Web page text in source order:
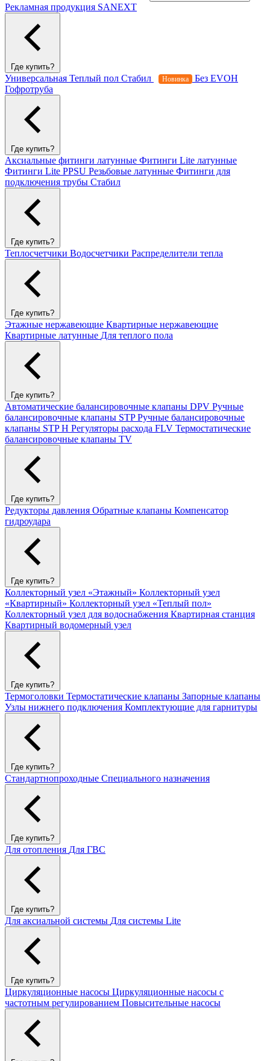
Рекламная продукция SANEXT
Где купить?
Универсальная Теплый пол Стабил Новинка
Без EVOH
Гофротруба
Где купить?
Аксиальные фитинги латунные Фитинги Lite латунные
Фитинги Lite PPSU Резьбовые латунные Фитинги для
подключения трубы Стабил
Где купить?
Теплосчетчики Водосчетчики Распределители тепла
Где купить?
Этажные нержавеющие Квартирные нержавеющие
Квартирные латунные Для теплого пола
Где купить?
Автоматические балансировочные клапаны DPV Ручные
балансировочные клапаны STPРучные балансировочные
клапаны STP H Регуляторы расхода FLV Термостатические
балансировочные клапаны TV
Где купить?
Редукторы давления Обратные клапаны Компенсатор
гидроудара
Где купить?
Коллекторный узел «Этажный» Коллекторный узел
«Квартирный» Коллекторный узел «Теплый пол»
Коллекторный узел для водоснабжения Квартирная станция
Квартирный водомерный узел
Где купить?
Термоголовки Термостатические клапаны Запорные клапаны
Узлы нижнего подключения Комплектующие для гарнитуры
Где купить?
Стандартнопроходные Специального назначения
Где купить?
Для отопления Для ГВС
Где купить?
Для аксиальной системы Для системы Lite
Где купить?
Циркуляционные насосы Циркуляционные насосы с
частотным регулированием Повысительные насосы